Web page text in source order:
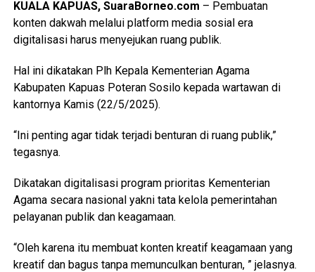
KUALA KAPUAS, SuaraBorneo.com – Pembuatan
konten dakwah melalui platform media sosial era
digitalisasi harus menyejukan ruang publik.
Hal ini dikatakan Plh Kepala Kementerian Agama
Kabupaten Kapuas Poteran Sosilo kepada wartawan di
kantornya Kamis (22/5/2025).
“Ini penting agar tidak terjadi benturan di ruang publik,”
tegasnya.
Dikatakan digitalisasi program prioritas Kementerian
Agama secara nasional yakni tata kelola pemerintahan
pelayanan publik dan keagamaan.
“Oleh karena itu membuat konten kreatif keagamaan yang
kreatif dan bagus tanpa memunculkan benturan, ” jelasnya.